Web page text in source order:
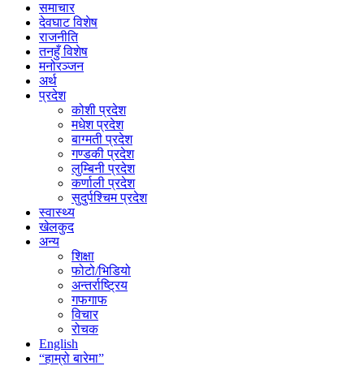
समाचार
देवघाट विशेष
राजनीति
तनहुँ विशेष
मनोरञ्जन
अर्थ
प्रदेश
कोशी प्रदेश
मधेश प्रदेश
बाग्मती प्रदेश
गण्डकी प्रदेश
लुम्बिनी प्रदेश
कर्णाली प्रदेश
सुदुर्पश्चिम प्रदेश
स्वास्थ्य
खेलकुद
अन्य
शिक्षा
फोटो/भिडियो
अन्तर्राष्ट्रिय
गफगाफ
विचार
रोचक
English
“हाम्रो बारेमा”